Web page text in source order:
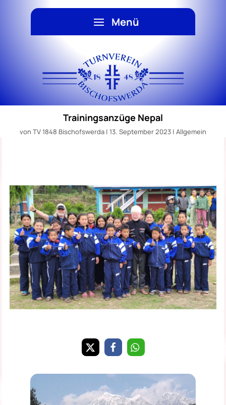
Trainingsanzüge Nepal
von TV 1848 Bischofswerda | 13. September 2023 | Allgemein